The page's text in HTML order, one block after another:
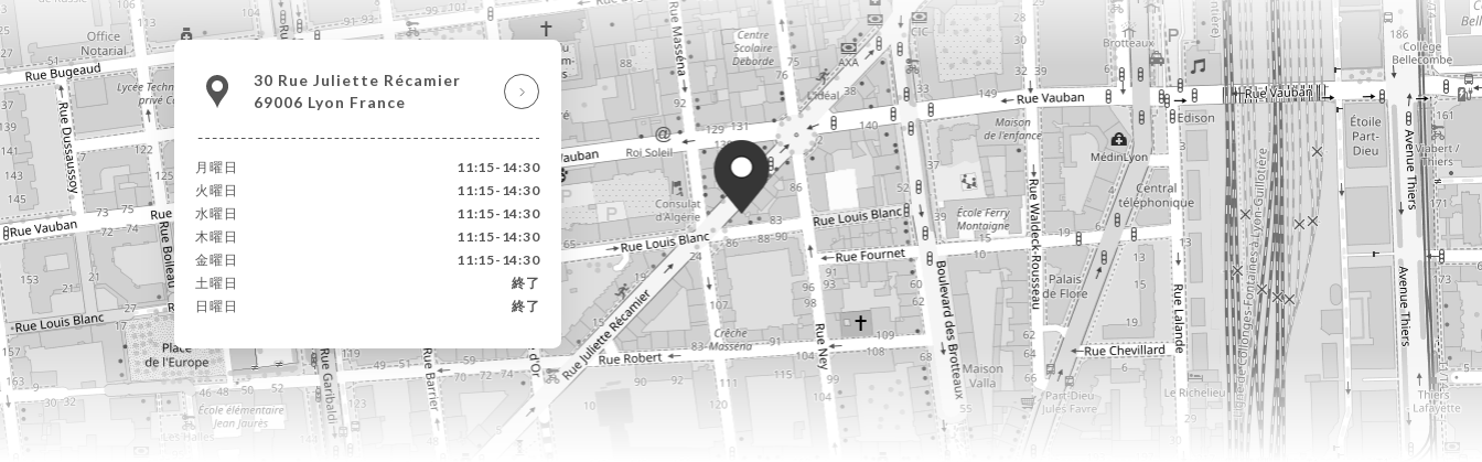
30 Rue Juliette Récamier
69006 Lyon France
月曜日
11:15-14:30
火曜日
11:15-14:30
水曜日
11:15-14:30
木曜日
11:15-14:30
金曜日
11:15-14:30
土曜日
終了
日曜日
終了